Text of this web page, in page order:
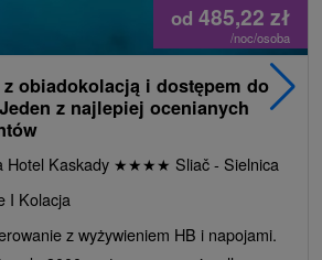
od 485,22 zł
/noc/osoba
obiadokolacją i dostępem do
z najlepiej ocenianych
Hotel Kaskady ★★★★ Sliač - Sielnica
I Kolacja
z wyżywieniem HB i napojami.